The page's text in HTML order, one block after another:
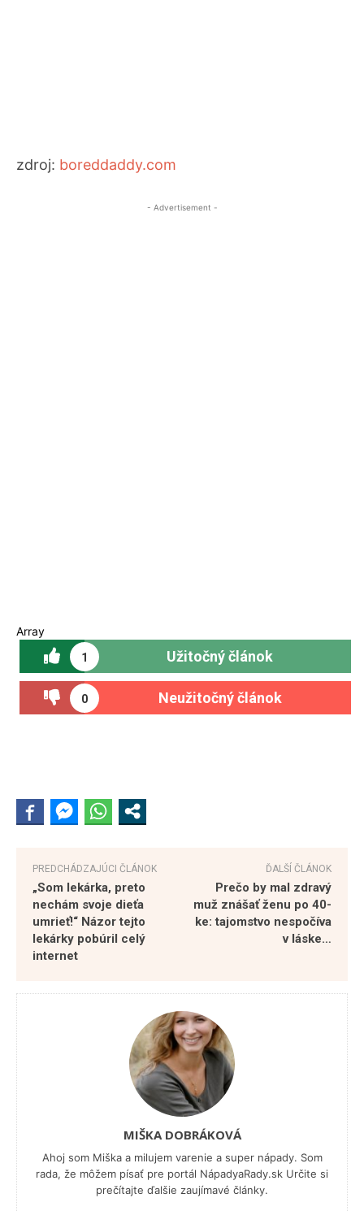
zdroj: boreddaddy.com
- Advertisement -
Array
1 Užitočný článok
0 Neužitočný článok
PREDCHÁDZAJÚCI ČLÁNOK
„Som lekárka, preto
nechám svoje dieťa
umrieť!“ Názor tejto
lekárky pobúril celý
internet
ĎALŠÍ ČLÁNOK
Prečo by mal zdravý
muž znášať ženu po 40-
ke: tajomstvo nespočíva
v láske…
MIŠKA DOBRÁKOVÁ
Ahoj som Miška a milujem varenie a super nápady. Som
rada, že môžem písať pre portál NápadyaRady.sk Určite si
prečítajte ďalšie zaujímavé články.